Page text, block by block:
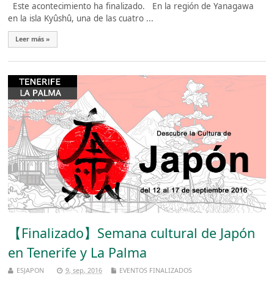
Este acontecimiento ha finalizado. En la región de Yanagawa
en la isla Kyûshû, una de las cuatro ...
Leer más »
【Finalizado】Semana cultural de Japón
en Tenerife y La Palma
ESJAPON 9, sep, 2016 EVENTOS FINALIZADOS